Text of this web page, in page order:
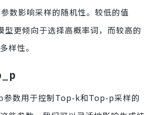
参数影响采样的随机性。较低的值
型更倾向于选择高概率词，而较高的
样性。
参数用于控制Top-k和Top-p采样的